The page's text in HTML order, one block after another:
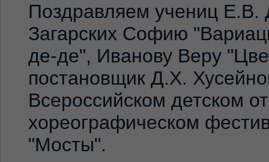
Поздравляем учениц Е.В.
Загарских Софию
де-де", Иванову Веру
постановщик Д.Х.
Всероссийском детском
хореографическом
"Мосты".